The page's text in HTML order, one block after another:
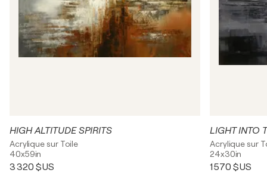
HIGH ALTITUDE SPIRITS
Acrylique sur Toile
40x59in
3 320 $US
LIGHT INTO
Acrylique sur
24x30in
1 570 $US